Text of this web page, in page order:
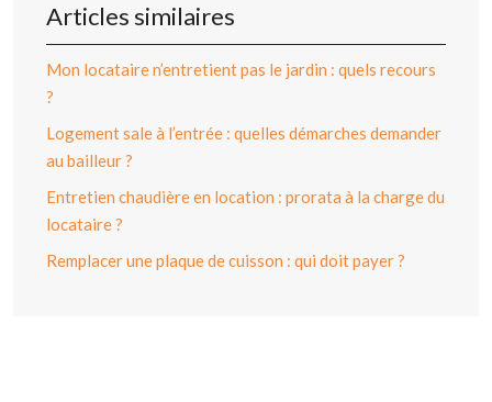
Articles similaires
Mon locataire n’entretient pas le jardin : quels recours
?
Logement sale à l’entrée : quelles démarches demander
au bailleur ?
Entretien chaudière en location : prorata à la charge du
locataire ?
Remplacer une plaque de cuisson : qui doit payer ?